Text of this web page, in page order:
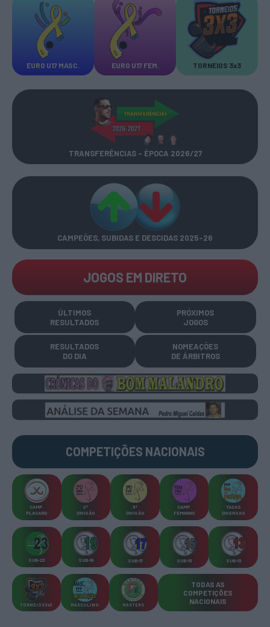
EURO U17 MASC. EURO U17 FEM. TORNEIOS 3x3
TRANSFERÊNCIAS - ÉPOCA 2026/27
CAMPEÕES, SUBIDAS E DESCIDAS 2025-26
JOGOS EM DIRETO
ÚLTIMOS
RESULTADOS
PRÓXIMOS
JOGOS
RESULTADOS
DO DIA
NOMEAÇÕES
DE ÁRBITROS
COMPETIÇÕES NACIONAIS
CAMP
PLACARD
2ª
DIVISÃO
3ª
DIVISÃO
CAMP
FEMININO
TAÇAS
DIVERSAS
SUB-23 SUB-19 SUB-17 SUB-15 SUB-13
TORNEIOS 3x3 MASCULINO MASTERS
TODAS AS
COMPETIÇÕES
NACIONAIS